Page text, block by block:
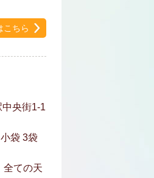
こちら
中央街1-1
袋 3袋
全ての天